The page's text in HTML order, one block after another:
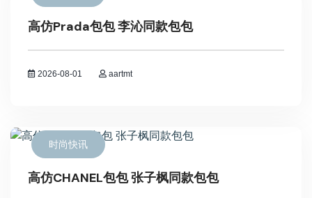
高仿Prada包包 李沁同款包包
2026-08-01 aartmt
时尚快讯
高仿CHANEL包包 张子枫同款包包